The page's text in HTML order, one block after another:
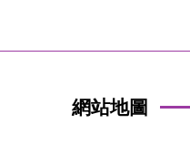
網站地圖